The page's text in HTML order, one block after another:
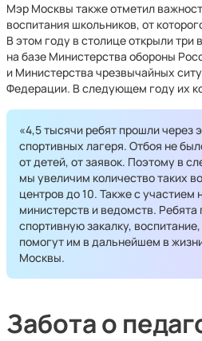
Мэр Москвы также отметил
воспитания школьников, от
В этом году в столице открыли три
на базе Министерства обороны
и Министерства чрезвычайных
Федерации. В следующем году их
«4,5 тысячи ребят прошли через
спортивных лагеря. Отбоя не
от детей, от заявок. Поэтому в
мы увеличим количество таких
центров до 10. Также с участием
министерств и ведомств.
спортивную закалку,
помогут им в дальнейшем в
Москвы.
Забота о